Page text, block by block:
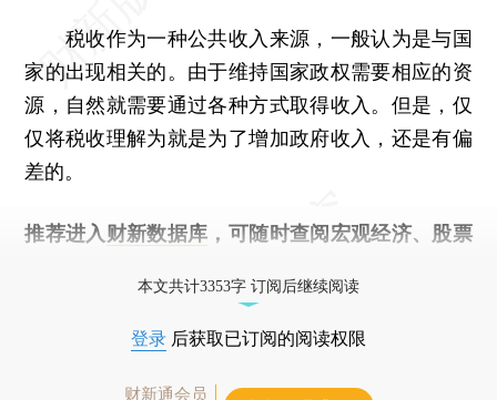
税收作为一种公共收入来源，一般认为是与国
家的出现相关的。由于维持国家政权需要相应的资
源，自然就需要通过各种方式取得收入。但是，仅
仅将税收理解为就是为了增加政府收入，还是有偏
差的。
推荐进入 财新数据库 ，可随时查阅宏观经济、股票
本文共计3353字 订阅后继续阅读
登录 后获取已订阅的阅读权限
财新通会员